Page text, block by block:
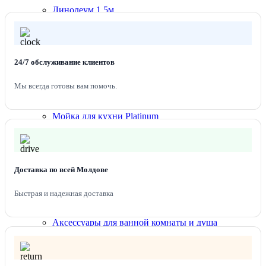
Линолеум 1.5м
Линолеум 4 м
Подложка под напольные покрытия
Мойка для кухни Platinum
Раковины Melana
Унитазы и Биде
Аксессуары для ванной комнаты и душа
однослойном покрытии: 0,125-0,17 кг/м². ВЫСЫХАНИЕ
Первый слой при температуре +20°С — 30 минут; полное
высыхание — 4 часа. ХРАНЕНИЕ Хранить в герметичной
фирменной таре, при температуре от +5°С до +25°С, в сухих и
— 12 месяцев.
24/7 обслуживание клиентов
Мы всегда готовы вам помочь.
Доставка по всей Молдове
Быстрая и надежная доставка